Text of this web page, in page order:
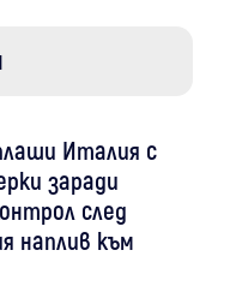
Италия с
заради
след
наплив към